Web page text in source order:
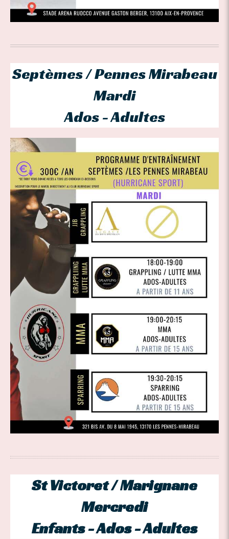
Septèmes / Pennes Mirabeau
Mardi
Ados - Adultes
St Victoret / Marignane
Mercredi
Enfants - Ados - Adultes